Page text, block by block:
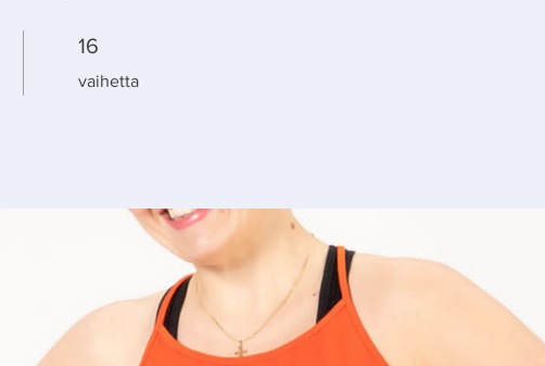
16
vaihetta
16 vaihetta